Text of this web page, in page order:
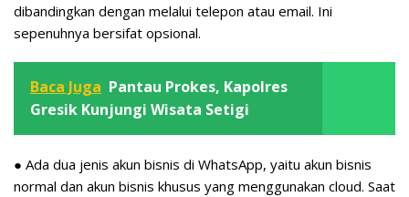
dibandingkan dengan melalui telepon atau email. Ini
sepenuhnya bersifat opsional.
Baca Juga Pantau Prokes, Kapolres
Gresik Kunjungi Wisata Setigi
● Ada dua jenis akun bisnis di WhatsApp, yaitu akun bisnis
normal dan akun bisnis khusus yang menggunakan cloud. Saat